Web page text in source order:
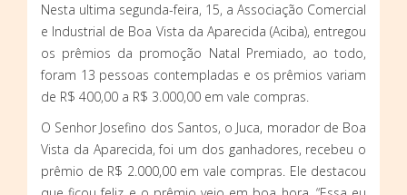
Nesta ultima segunda-feira, 15, a Associação Comercial
e Industrial de Boa Vista da Aparecida (Aciba), entregou
os prêmios da promoção Natal Premiado, ao todo,
foram 13 pessoas contempladas e os prêmios variam
de R$ 400,00 a R$ 3.000,00 em vale compras.
O Senhor Josefino dos Santos, o Juca, morador de Boa
Vista da Aparecida, foi um dos ganhadores, recebeu o
prêmio de R$ 2.000,00 em vale compras. Ele destacou